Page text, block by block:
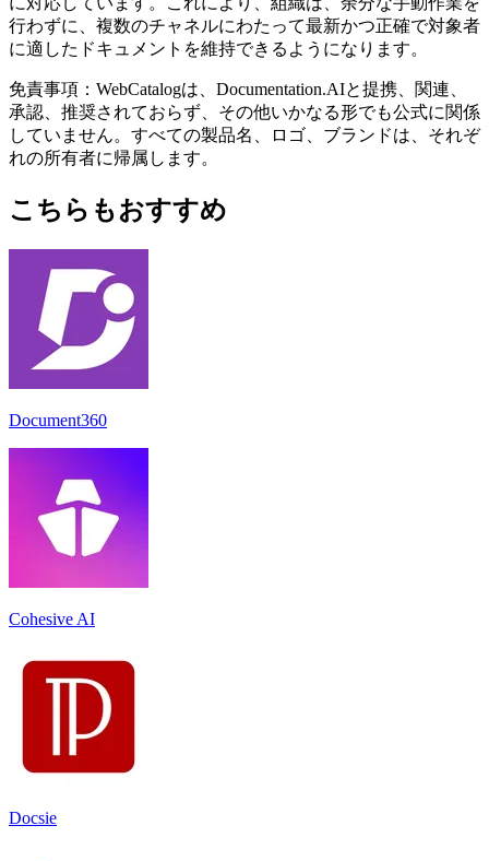
行わずに、複数のチャネルにわたって最新かつ正確で対象者
に適したドキュメントを維持できるようになります。
免責事項：WebCatalogは、Documentation.AIと提携、関連、
承認、推奨されておらず、その他いかなる形でも公式に関係
していません。すべての製品名、ロゴ、ブランドは、それぞ
れの所有者に帰属します。
こちらもおすすめ
Document360
Cohesive AI
Docsie